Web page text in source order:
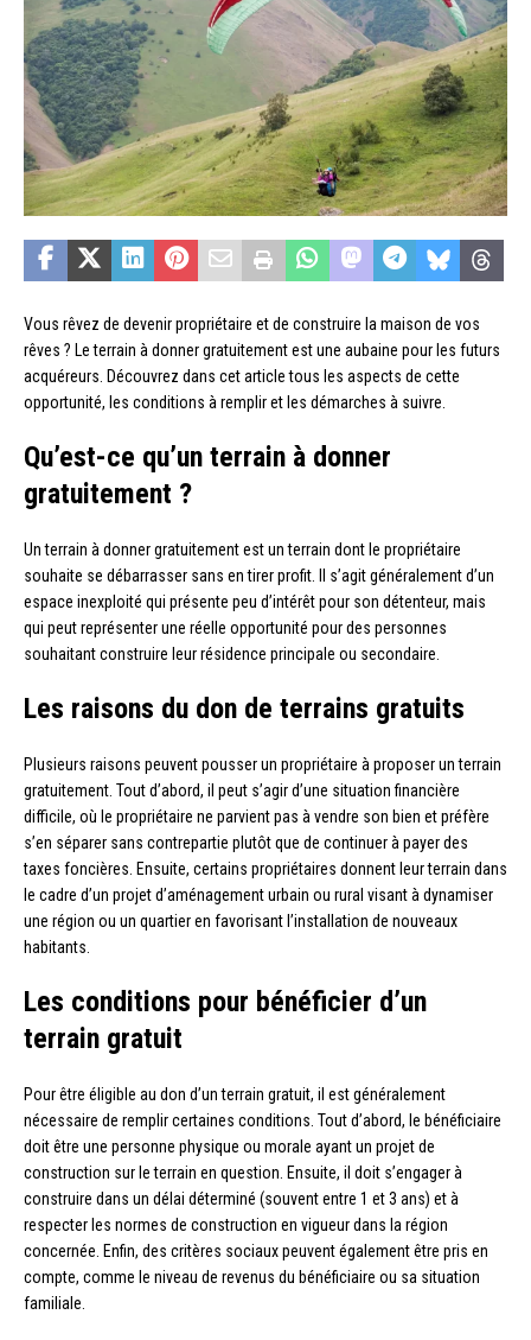
Vous rêvez de devenir propriétaire et de construire la maison de vos
rêves ? Le terrain à donner gratuitement est une aubaine pour les futurs
acquéreurs. Découvrez dans cet article tous les aspects de cette
opportunité, les conditions à remplir et les démarches à suivre.
Qu’est-ce qu’un terrain à donner
gratuitement ?
Un terrain à donner gratuitement est un terrain dont le propriétaire
souhaite se débarrasser sans en tirer profit. Il s’agit généralement d’un
espace inexploité qui présente peu d’intérêt pour son détenteur, mais
qui peut représenter une réelle opportunité pour des personnes
souhaitant construire leur résidence principale ou secondaire.
Les raisons du don de terrains gratuits
Plusieurs raisons peuvent pousser un propriétaire à proposer un terrain
gratuitement. Tout d’abord, il peut s’agir d’une situation financière
difficile, où le propriétaire ne parvient pas à vendre son bien et préfère
s’en séparer sans contrepartie plutôt que de continuer à payer des
taxes foncières. Ensuite, certains propriétaires donnent leur terrain dans
le cadre d’un projet d’aménagement urbain ou rural visant à dynamiser
une région ou un quartier en favorisant l’installation de nouveaux
habitants.
Les conditions pour bénéficier d’un
terrain gratuit
Pour être éligible au don d’un terrain gratuit, il est généralement
nécessaire de remplir certaines conditions. Tout d’abord, le bénéficiaire
doit être une personne physique ou morale ayant un projet de
construction sur le terrain en question. Ensuite, il doit s’engager à
construire dans un délai déterminé (souvent entre 1 et 3 ans) et à
respecter les normes de construction en vigueur dans la région
concernée. Enfin, des critères sociaux peuvent également être pris en
compte, comme le niveau de revenus du bénéficiaire ou sa situation
familiale.